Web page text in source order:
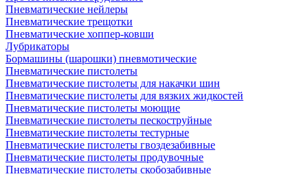
Пневматические нейлеры
Пневматические трещотки
Пневматические хоппер-ковши
Лубрикаторы
Бормашины (шарошки) пневмотические
Пневматические пистолеты
Пневматические пистолеты для накачки шин
Пневматические пистолеты для вязких жидкостей
Пневматические пистолеты моющие
Пневматические пистолеты пескоструйные
Пневматические пистолеты тестурные
Пневматические пистолеты гвоздезабивные
Пневматические пистолеты продувочные
Пневматические пистолеты скобозабивные